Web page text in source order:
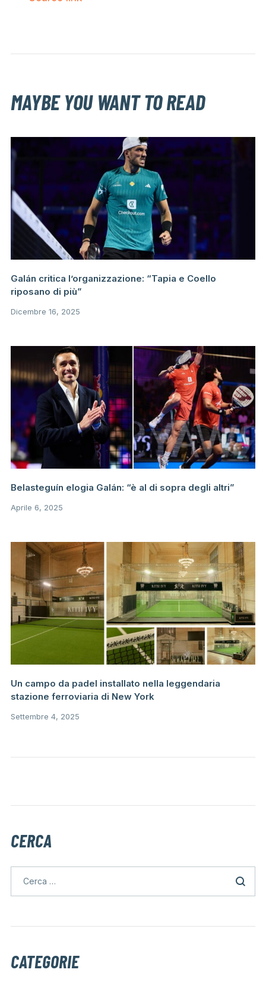
MAYBE YOU WANT TO READ
Galán critica l’organizzazione: “Tapia e Coello
riposano di più”
Dicembre 16, 2025
Belasteguín elogia Galán: “è al di sopra degli altri”
Aprile 6, 2025
Un campo da padel installato nella leggendaria
stazione ferroviaria di New York
Settembre 4, 2025
CERCA
CATEGORIE